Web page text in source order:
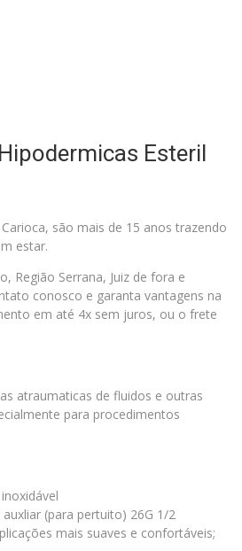
Esteril
são mais de 15 anos trazendo
estar.
Região Serrana, Juiz de fora e
conosco e garanta vantagens na
em até 4x sem juros, ou o frete
atraumaticas de fluidos e outras
para procedimentos
(para pertuito) 26G 1/2
mais suaves e confortáveis;